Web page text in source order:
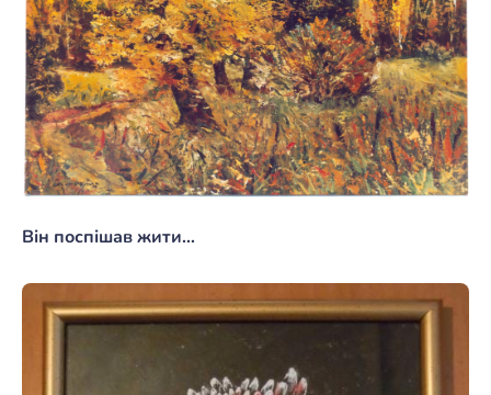
Він поспішав жити…